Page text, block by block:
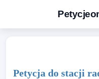
Petycja do stacji